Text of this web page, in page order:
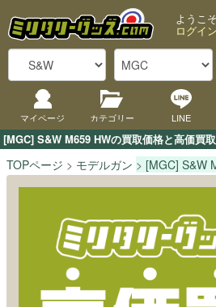
[MGC] S&W M659 HWの買取価格と高価買
ようこ
ログイン
マイページ カテゴリー LINE
TOPページ モデルガン [MGC] S&W